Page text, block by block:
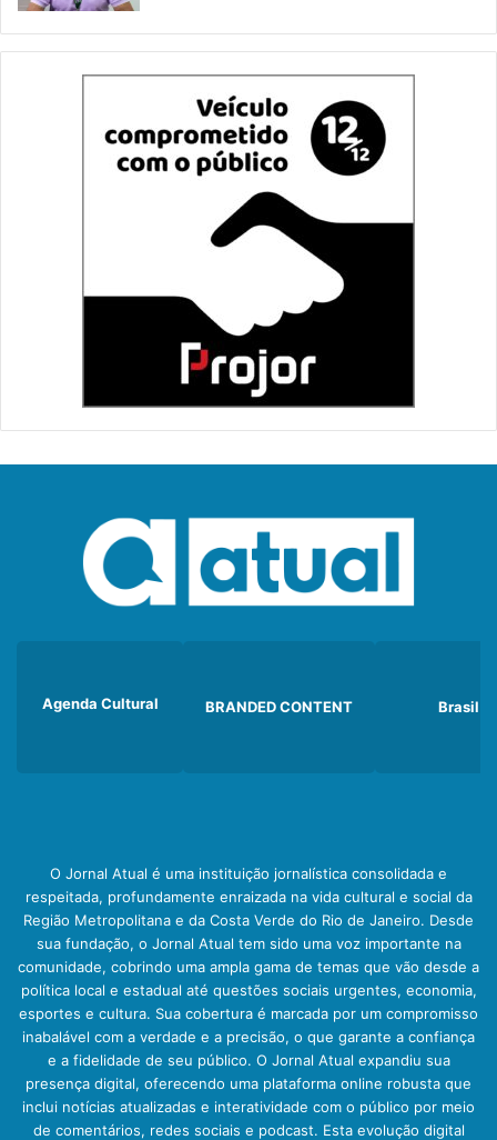
Agenda Cultural BRANDED CONTENT Brasil
O Jornal Atual é uma instituição jornalística consolidada e
respeitada, profundamente enraizada na vida cultural e social da
Região Metropolitana e da Costa Verde do Rio de Janeiro. Desde
sua fundação, o Jornal Atual tem sido uma voz importante na
comunidade, cobrindo uma ampla gama de temas que vão desde a
política local e estadual até questões sociais urgentes, economia,
esportes e cultura. Sua cobertura é marcada por um compromisso
inabalável com a verdade e a precisão, o que garante a confiança
e a fidelidade de seu público. O Jornal Atual expandiu sua
presença digital, oferecendo uma plataforma online robusta que
inclui notícias atualizadas e interatividade com o público por meio
de comentários, redes sociais e podcast. Esta evolução digital